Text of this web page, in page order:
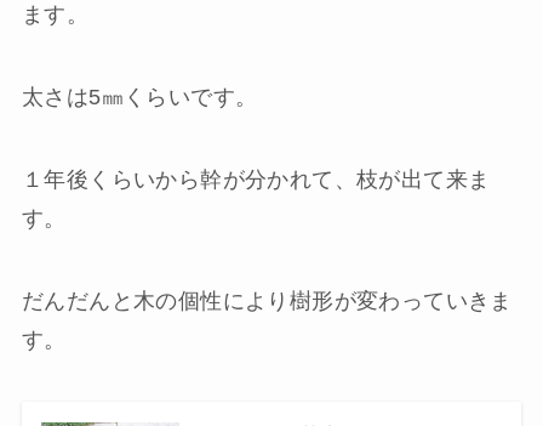
ます。
太さは5㎜くらいです。
１年後くらいから幹が分かれて、枝が出て来ま
す。
だんだんと木の個性により樹形が変わっていきま
す。